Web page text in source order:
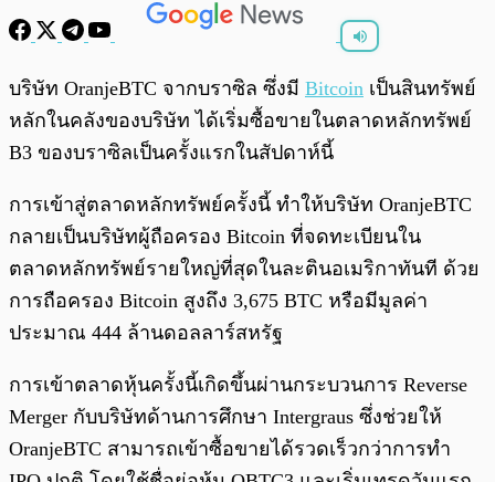
0:00 / 0:00
บริษัท OranjeBTC จากบราซิล ซึ่งมี Bitcoin เป็นสินทรัพย์
หลักในคลังของบริษัท ได้เริ่มซื้อขายในตลาดหลักทรัพย์
B3 ของบราซิลเป็นครั้งแรกในสัปดาห์นี้
การเข้าสู่ตลาดหลักทรัพย์ครั้งนี้ ทำให้บริษัท OranjeBTC
กลายเป็นบริษัทผู้ถือครอง Bitcoin ที่จดทะเบียนใน
ตลาดหลักทรัพย์รายใหญ่ที่สุดในละตินอเมริกาทันที ด้วย
การถือครอง Bitcoin สูงถึง 3,675 BTC หรือมีมูลค่า
ประมาณ 444 ล้านดอลลาร์สหรัฐ
การเข้าตลาดหุ้นครั้งนี้เกิดขึ้นผ่านกระบวนการ Reverse
Merger กับบริษัทด้านการศึกษา Intergraus ซึ่งช่วยให้
OranjeBTC สามารถเข้าซื้อขายได้รวดเร็วกว่าการทำ